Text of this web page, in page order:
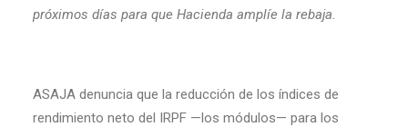
próximos días para que Hacienda amplíe la rebaja.
ASAJA denuncia que la reducción de los índices de
rendimiento neto del IRPF —los módulos— para los